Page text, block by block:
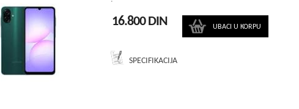
16.800 DIN UBACI U KORPU
SPECIFIKACIJA